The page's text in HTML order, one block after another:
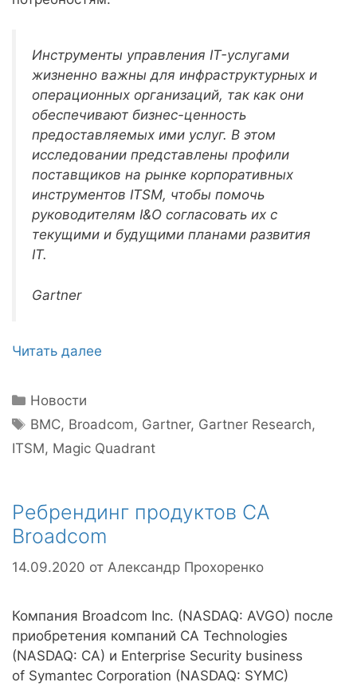
Инструменты управления IT-услугами
жизненно важны для инфраструктурных и
операционных организаций, так как они
обеспечивают бизнес-ценность
предоставляемых ими услуг. В этом
исследовании представлены профили
поставщиков на рынке корпоративных
инструментов ITSM, чтобы помочь
руководителям I&O согласовать их с
текущими и будущими планами развития
IT.
Gartner
Читать далее
Рубрики
Новости
Метки
BMC, Broadcom, Gartner, Gartner Research,
ITSM, Magic Quadrant
Ребрендинг продуктов CA
Broadcom
14.09.2020 от Александр Прохоренко
Компания Broadcom Inc. (NASDAQ: AVGO) после
приобретения компаний CA Technologies
(NASDAQ: CA) и Enterprise Security business
of Symantec Corporation (NASDAQ: SYMC)